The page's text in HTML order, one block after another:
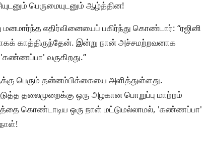
பெருமையுடனும் ஆழ்த்தின!
மனமார்ந்த எதிர்வினையைப் பகிர்ந்து கொண்டார்: “ரஜினி
காத்திருந்தேன். இன்று நான் அச்சமற்றவனாக
வருகிறது.”
பெரும் தன்னம்பிக்கையை அளித்துள்ளது.
தலைமுறைக்கு ஒரு அழகான பொறுப்பு மாற்றம்
கொண்டாடிய ஒரு நாள் மட்டுமல்லாமல், 'கண்ணப்பா'